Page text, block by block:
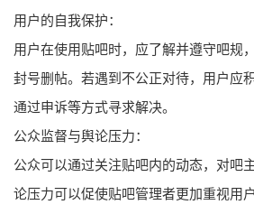
用户的自我保护：
用户在使用贴吧时，应了解并遵守吧规
封号删帖。若遇到不公正对待，用户应
通过申诉等方式寻求解决。
公众监督与舆论压力：
公众可以通过关注贴吧内的动态，对吧
论压力可以促使贴吧管理者更加重视用